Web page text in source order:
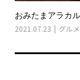
おみたまアラカ
2021.07.23 グルメ